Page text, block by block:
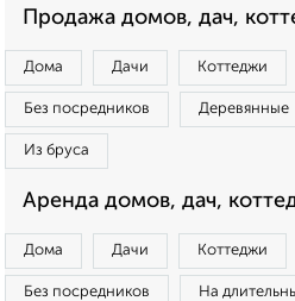
Продажа домов, дач,
Дома Дачи Коттеджи
Без посредников Деревянные
Из бруса
Аренда домов, дач,
Дома Дачи Коттеджи
Без посредников На